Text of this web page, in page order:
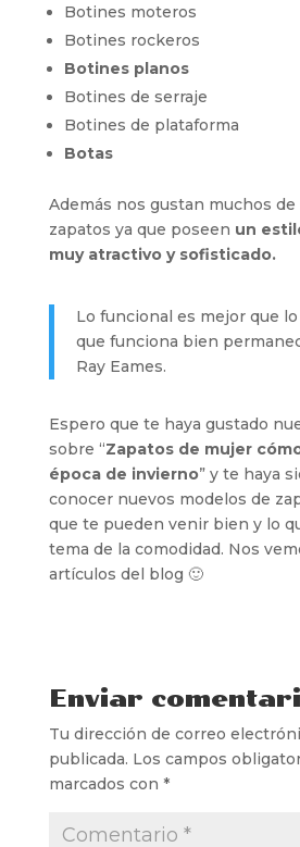
Botines moteros
Botines rockeros
Botines planos
Botines de serraje
Botines de plataforma
Botas
Además nos gustan muchos
zapatos ya que poseen un
muy atractivo y sofisticado.
Lo funcional es mejor que
que funciona bien
Ray Eames.
Espero que te haya gustado
sobre “Zapatos de mujer
época de invierno” y te haya
conocer nuevos modelos de
que te pueden venir bien y lo
tema de la comodidad. Nos
artículos del blog 🙂
Enviar
Tu dirección de correo
publicada. Los campos
marcados con *